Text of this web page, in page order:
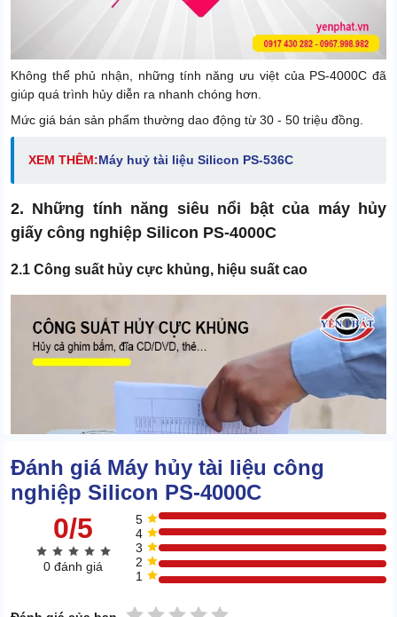
Không thể phủ nhận, những tính năng ưu việt của PS-4000C đã
giúp quá trình hủy diễn ra nhanh chóng hơn.
Mức giá bán sản phẩm thường dao động từ 30 - 50 triệu đồng.
XEM THÊM:Máy huỷ tài liệu Silicon PS-536C
2. Những tính năng siêu nổi bật của máy hủy
giấy công nghiệp Silicon PS-4000C
2.1 Công suất hủy cực khủng, hiệu suất cao
Đánh giá Máy hủy tài liệu công
nghiệp Silicon PS-4000C
0/5
0 đánh giá
5
4
3
2
1